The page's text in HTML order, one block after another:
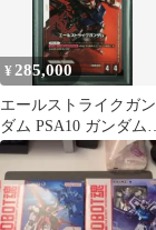
¥ 285,000
エールストライクガン
ダム PSA10 ガンダムカ
ードゲーム